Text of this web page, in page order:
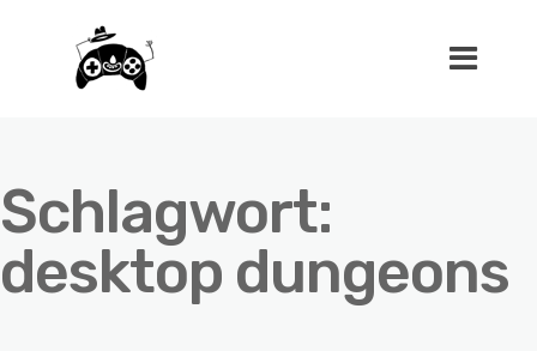
Schlagwort:
desktop dungeons